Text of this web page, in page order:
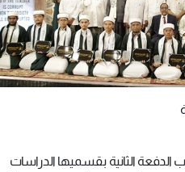
الدفعة الثانية بقسميها الدراسات